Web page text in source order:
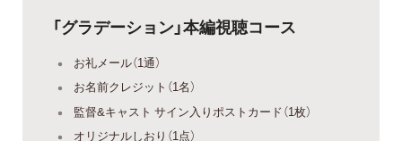
「グラデーション」本編視聴コース
お礼メール（1通）
お名前クレジット（1名）
監督&キャスト サイン入りポストカード（1枚）
オリジナルしおり（1点）